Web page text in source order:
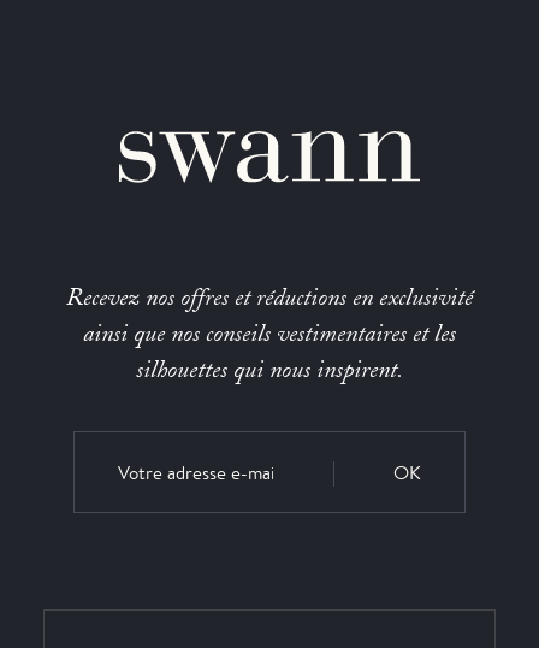
Recevez nos offres et réductions en exclusivité
ainsi que nos conseils vestimentaires et les
silhouettes qui nous inspirent.
OK